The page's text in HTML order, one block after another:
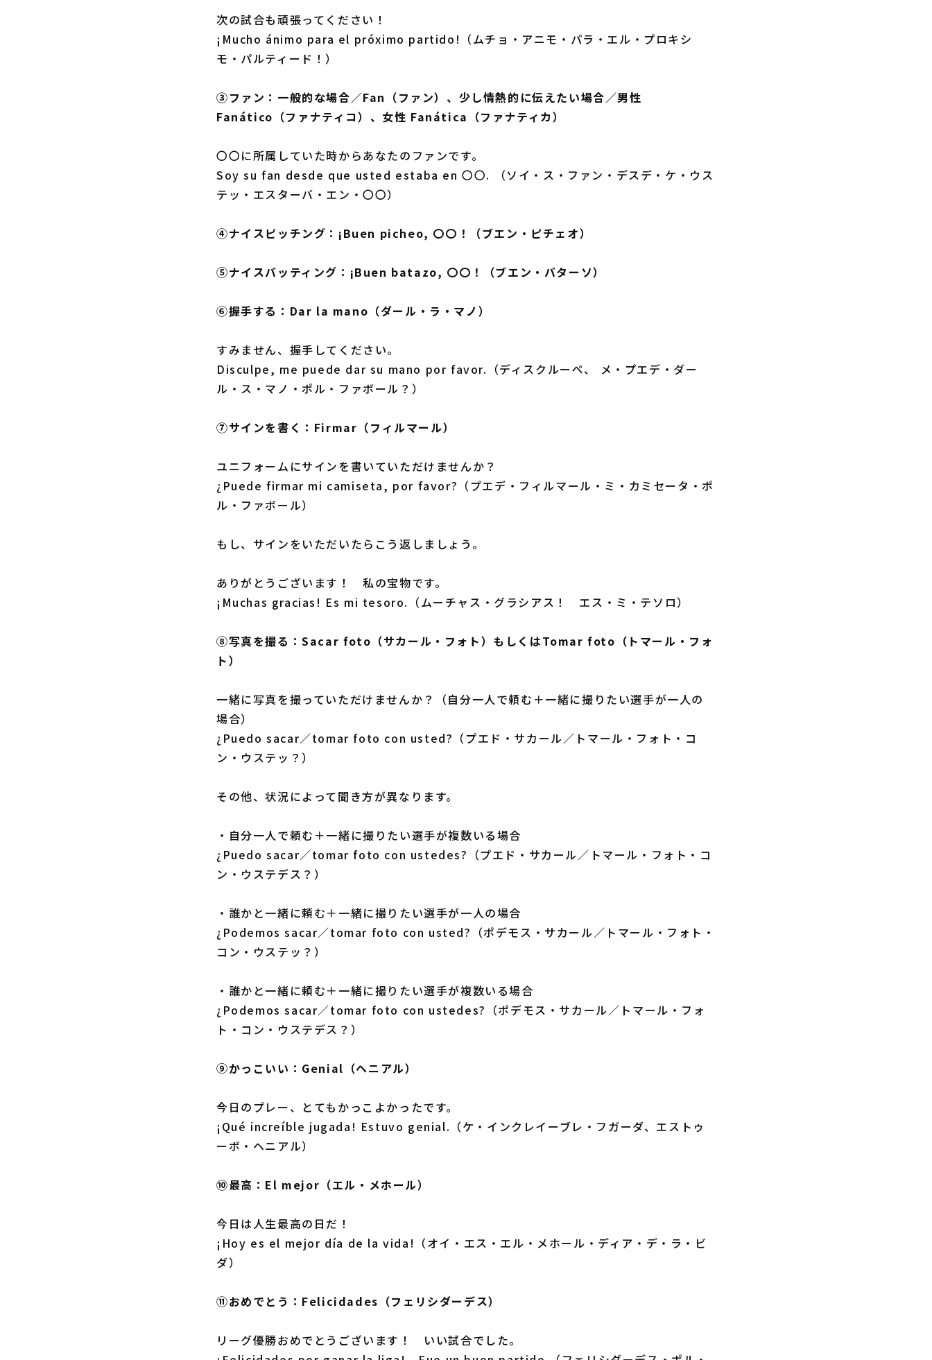
次の試合も頑張ってください！
¡Mucho ánimo para el próximo partido!（ムチョ・アニモ・パラ・エル・プロキシ
モ・パルティード！）
③ファン：一般的な場合／Fan（ファン）、少し情熱的に伝えたい場合／男性
Fanático（ファナティコ）、女性 Fanática（ファナティカ）
〇〇に所属していた時からあなたのファンです。
Soy su fan desde que usted estaba en 〇〇. （ソイ・ス・ファン・デスデ・ケ・ウス
テッ・エスターバ・エン・〇〇）
④ナイスピッチング：¡Buen picheo, 〇〇！（ブエン・ピチェオ）
⑤ナイスバッティング：¡Buen batazo, 〇〇！（ブエン・バターソ）
⑥握手する：Dar la mano（ダール・ラ・マノ）
すみません、握手してください。
Disculpe, me puede dar su mano por favor.（ディスクルーペ、 メ・プエデ・ダー
ル・ス・マノ・ポル・ファボール？）
⑦サインを書く：Firmar（フィルマール）
ユニフォームにサインを書いていただけませんか？
¿Puede firmar mi camiseta, por favor?（プエデ・フィルマール・ミ・カミセータ・ポ
ル・ファボール）
もし、サインをいただいたらこう返しましょう。
ありがとうございます！ 私の宝物です。
¡Muchas gracias! Es mi tesoro.（ムーチャス・グラシアス！ エス・ミ・テソロ）
⑧写真を撮る：Sacar foto（サカール・フォト）もしくはTomar foto（トマール・フォ
ト）
一緒に写真を撮っていただけませんか？（自分一人で頼む＋一緒に撮りたい選手が一人の
場合）
¿Puedo sacar／tomar foto con usted?（プエド・サカール／トマール・フォト・コ
ン・ウステッ？）
その他、状況によって聞き方が異なります。
・自分一人で頼む＋一緒に撮りたい選手が複数いる場合
¿Puedo sacar／tomar foto con ustedes?（プエド・サカール／トマール・フォト・コ
ン・ウステデス？）
・誰かと一緒に頼む＋一緒に撮りたい選手が一人の場合
¿Podemos sacar／tomar foto con usted?（ポデモス・サカール／トマール・フォト・
コン・ウステッ？）
・誰かと一緒に頼む＋一緒に撮りたい選手が複数いる場合
¿Podemos sacar／tomar foto con ustedes?（ポデモス・サカール／トマール・フォ
ト・コン・ウステデス？）
⑨かっこいい：Genial（ヘニアル）
今日のプレー、とてもかっこよかったです。
¡Qué increíble jugada! Estuvo genial.（ケ・インクレイーブレ・フガーダ、エストゥ
ーボ・ヘニアル）
⑩最高：El mejor（エル・メホール）
今日は人生最高の日だ！
¡Hoy es el mejor día de la vida!（オイ・エス・エル・メホール・ディア・デ・ラ・ビ
ダ）
⑪おめでとう：Felicidades（フェリシダーデス）
リーグ優勝おめでとうございます！ いい試合でした。